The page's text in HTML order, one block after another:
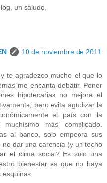
un saludo,
10 de noviembre de 2011
te agradezco mucho el que lo
me encanta debatir. Poner
hipotecarias no mejora el
pero evita agudizar la
el país con la
más complicado.
al banco, solo empeora sus
dar una carencia (y un techo
el clima social? Es sólo una
bienestar es que no haya